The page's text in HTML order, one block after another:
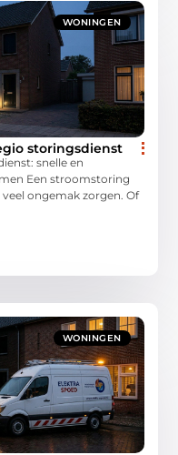
WONINGEN
storingsdienst
snelle en
Een stroomstoring
ongemak zorgen. Of
WONINGEN